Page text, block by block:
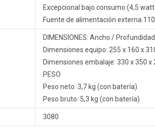
Excepcional bajo consumo (4,5
Fuente de alimentación externa
DIMENSIONES: Ancho /
Dimensiones equipo: 255 x 160 x
Dimensiones embalaje: 330 x 350 x
PESO
Peso neto: 3,7 kg (con batería)
Peso bruto: 5,3 kg (con batería)
3080